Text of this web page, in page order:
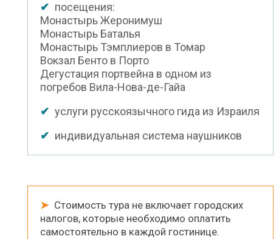
✔ посещения:
Монастырь Жеронимуш
Mонастырь Баталья
Mонастырь Тэмплиеров в Томар
Bокзал Бенто в Порто
Дегустация портвейна в одном из
погребов Вила-Нова-де-Гайа
✔ услуги русскоязычного гида из Израиля
✔ индивидуальная система наушников
➤Cтоимость тура не включает городских
налогов, которые необходимо оплатить
самостоятельно в каждой гостинице.